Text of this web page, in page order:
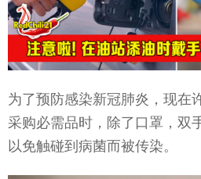
为了预防感染新冠肺炎，现在
采购必需品时，除了口罩，双
以免触碰到病菌而被传染。